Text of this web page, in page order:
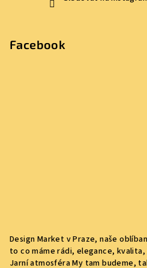
Facebook
Design Market v Praze, naše
to co máme rádi, elegance,
Jarní atmosféra My tam budeme,